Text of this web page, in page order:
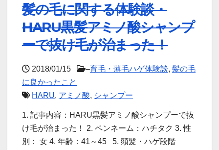
髪の毛に関する体験談・
HARU黒髪アミノ酸シャンプ
ーで抜け毛が治まった！
2018/01/15 –育毛・薄毛ハゲ体験談, 髪の毛
に良かったこと
HARU, アミノ酸, シャンプー
1. 記事内容：HARU黒髪アミノ酸シャンプーで抜
け毛が治まった！ 2. ペンネーム：ハチタク 3. 性
別： 女 4. 年齢：41～45 5. 頭髪・ハゲ段階